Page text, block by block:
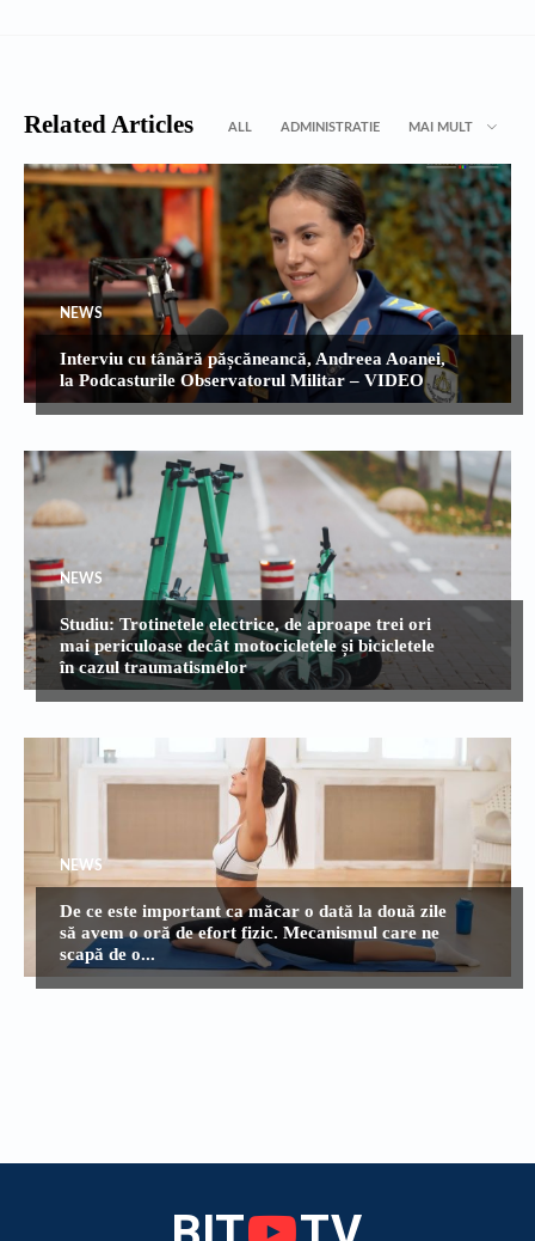
Related Articles ALL ADMINISTRATIE MAI MULT
NEWS
Interviu cu tânără pășcăneancă, Andreea Aoanei,
la Podcasturile Observatorul Militar – VIDEO
NEWS
Studiu: Trotinetele electrice, de aproape trei ori
mai periculoase decât motocicletele și bicicletele
în cazul traumatismelor
NEWS
De ce este important ca măcar o dată la două zile
să avem o oră de efort fizic. Mecanismul care ne
scapă de o...